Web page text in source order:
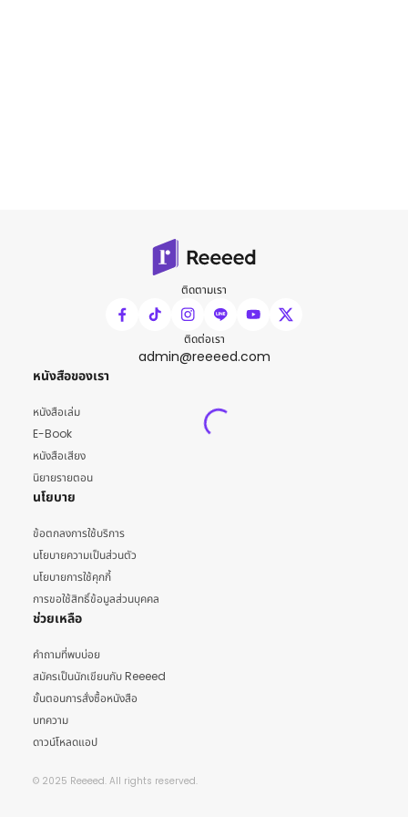
ติดตามเรา
ติดต่อเรา
admin@reeeed.com
หนังสือของเรา
หนังสือเล่ม
E-Book
หนังสือเสียง
นิยายรายตอน
นโยบาย
ข้อตกลงการใช้บริการ
นโยบายความเป็นส่วนตัว
นโยบายการใช้คุกกี้
การขอใช้สิทธิ์ข้อมูลส่วนบุคคล
ช่วยเหลือ
คำถามที่พบบ่อย
สมัครเป็นนักเขียนกับ Reeeed
ขั้นตอนการสั่งซื้อหนังสือ
บทความ
ดาวน์โหลดแอป
© 2025 Reeeed. All rights reserved.